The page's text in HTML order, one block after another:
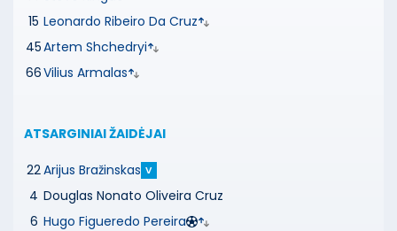
15 Leonardo Ribeiro Da Cruz
45Artem Shchedryi
66Vilius Armalas
ATSARGINIAI ŽAIDĖJAI
22Arijus Bražinskas V
4 Douglas Nonato Oliveira Cruz
6 Hugo Figueredo Pereira